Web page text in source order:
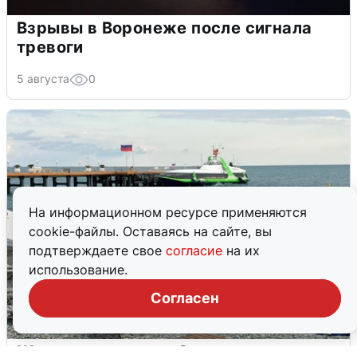
На информационном ресурсе применяются
cookie-файлы. Оставаясь на сайте, вы
подтверждаете свое согласие на их
использование.
Согласен
Взрывы в Воронеже после сигнала
тревоги
5 августа 0